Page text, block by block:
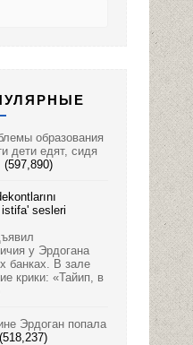
образования
дети едят, сидя
(597,890)
у Эрдогана
банках. В зале
крики: «Тайип, в
Эрдоган попала
(518,237)